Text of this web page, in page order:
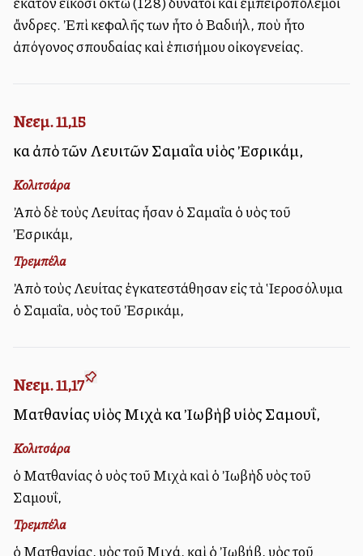
ἄνδρες. Ἐπὶ κεφαλῆς των ἦτο ὁ Βαδιήλ, ποὺ ἦτο
ἀπόγονος σπουδαίας καὶ ἐπισήμου οἰκογενείας.
Νεεμ. 11,15
καὶ ἀπὸ τῶν Λευιτῶν Σαμαΐα υἱὸς Ἐσρικάμ,
Κολιτσάρα
Ἀπὸ δὲ τοὺς Λευίτας ἦσαν ὁ Σαμαΐα ὁ υἱὸς τοῦ
Ἐσρικάμ,
Τρεμπέλα
Ἀπὸ τοὺς Λευίτας ἐγκατεστάθησαν εἰς τὰ Ἱεροσόλυμα
ὁ Σαμαΐα, υἱὸς τοῦ Ἐσρικάμ,
Νεεμ. 11,17
Ματθανίας υἱὸς Μιχὰ καὶ Ἰωβὴβ υἱὸς Σαμουΐ,
Κολιτσάρα
ὁ Ματθανίας ὁ υἱὸς τοῦ Μιχὰ καὶ ὁ Ἰωβὴδ υἱὸς τοῦ
Σαμουΐ,
Τρεμπέλα
ὁ Ματθανίας, υἱὸς τοῦ Μιχά, καὶ ὁ Ἰωβήβ, υἱὸς τοῦ